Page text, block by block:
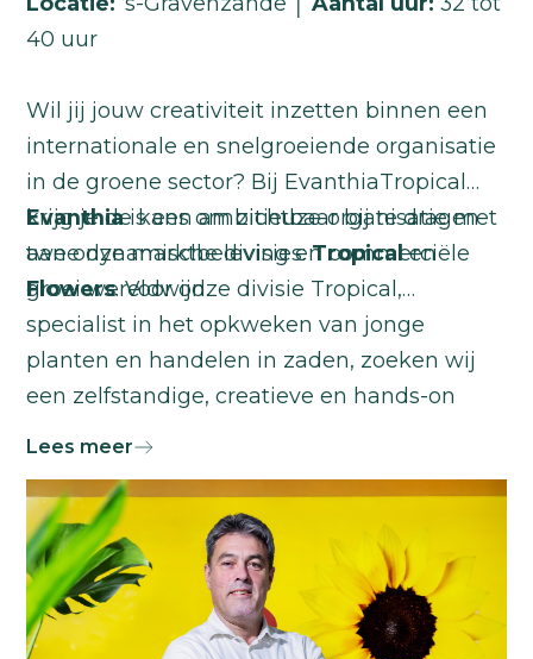
40 uur
Wil jij jouw creativiteit inzetten binnen een
internationale en snelgroeiende organisatie
in de groene sector? Bij EvanthiaTropical
krijg je de kans om zichtbaar bij te dragen
aan onze marktbeleving en commerciële
groei wereldwijd.
Evanthiais een ambitieuze organisatie met
twee dynamische divisies:Tropicalen
Flowers. Voor onze divisie Tropical,
specialist in het opkweken van jonge
planten en handelen in zaden, zoeken wij
een zelfstandige, creatieve en hands-on
niveau tilt. In deze functie draag je zichtbaar
bij aan onze uitstraling in de markt en
ondersteun je onze salesmanagers met
allerlei marketing- en
communicatiewerkzaamheden.
Lees meer